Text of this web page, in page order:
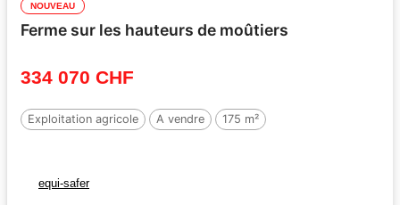
NOUVEAU
Ferme sur les hauteurs de moûtiers
334 070 CHF
Exploitation agricole A vendre 175 m²
equi-safer